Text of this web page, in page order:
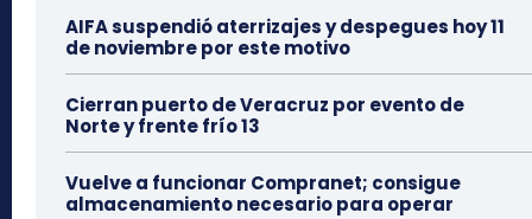
AIFA suspendió aterrizajes y despegues hoy 11
de noviembre por este motivo
Cierran puerto de Veracruz por evento de
Norte y frente frío 13
Vuelve a funcionar Compranet; consigue
almacenamiento necesario para operar